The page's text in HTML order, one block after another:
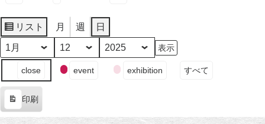
リスト
表
示
月 週 日
月
日
年
ン
の
close event exhibition すべて
印刷
示